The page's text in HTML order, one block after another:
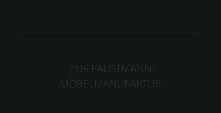
ZUR FAUSTMANN
MÖBELMANUFAKTUR